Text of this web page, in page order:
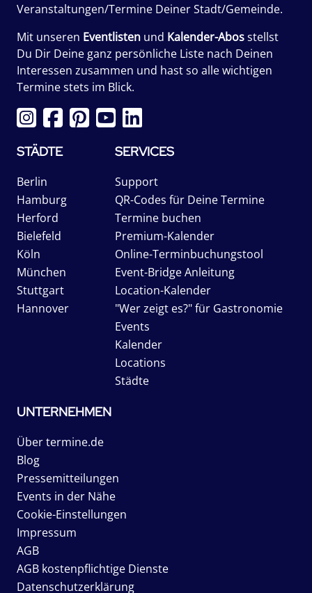
Veranstaltungen/Termine Deiner Stadt/Gemeinde.
Mit unseren Eventlisten und Kalender-Abosstellst
Du Dir Deine ganz persönliche Liste nach Deinen
Interessen zusammen und hast so alle wichtigen
Termine stets im Blick.
STÄDTE
Berlin
Hamburg
Herford
Bielefeld
Köln
München
Stuttgart
Hannover
SERVICES
Support
QR-Codes für Deine Termine
Termine buchen
Premium-Kalender
Online-Terminbuchungstool
Event-Bridge Anleitung
Location-Kalender
"Wer zeigt es?" für Gastronomie
Events
Kalender
Locations
Städte
UNTERNEHMEN
Über termine.de
Blog
Pressemitteilungen
Events in der Nähe
Cookie-Einstellungen
Impressum
AGB
AGB kostenpflichtige Dienste
Datenschutzerklärung